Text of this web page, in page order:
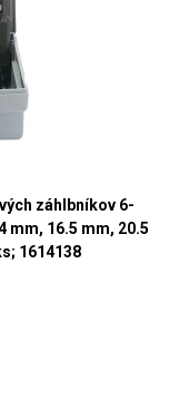
záhlbníkov 6-
mm, 16.5 mm, 20.5
1614138